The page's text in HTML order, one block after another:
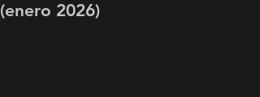
(enero 2026)